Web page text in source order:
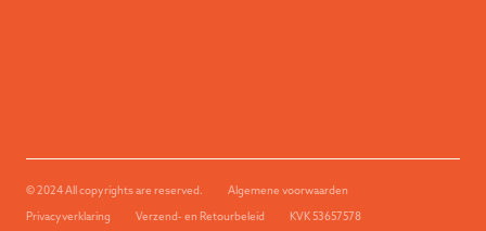
© 2024 All copyrights are reserved. Algemene voorwaarden
Privacyverklaring Verzend- en Retourbeleid KVK 53657578